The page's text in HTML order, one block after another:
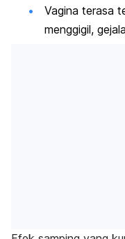
Vagina terasa
menggigil,